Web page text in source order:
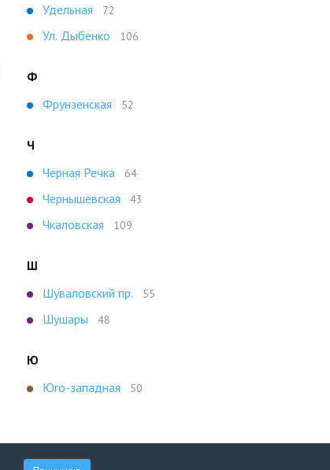
Удельная
72
Ул. Дыбенко 106
Ф
Фрунзенская
52
Ч
Черная Речка
64
Чернышевская 43
Чкаловская 109
Ш
Шуваловский пр.
55
Шушары 48
Ю
Юго-западная
50